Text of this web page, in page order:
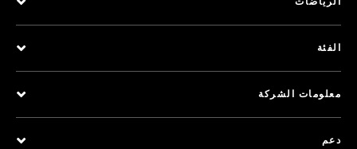
الرياضات
الفئة
معلومات الشركة
دعم